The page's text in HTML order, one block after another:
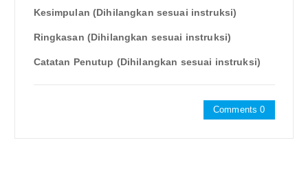
Kesimpulan (Dihilangkan sesuai instruksi)
Ringkasan (Dihilangkan sesuai instruksi)
Catatan Penutup (Dihilangkan sesuai instruksi)
Comments 0